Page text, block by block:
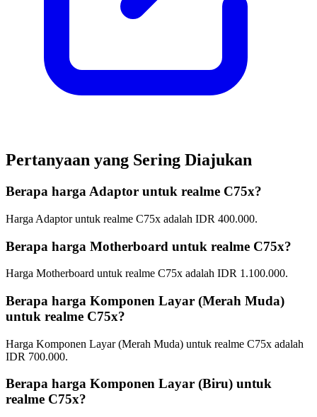
Pertanyaan yang Sering Diajukan
Berapa harga Adaptor untuk realme C75x?
Harga Adaptor untuk realme C75x adalah IDR 400.000.
Berapa harga Motherboard untuk realme C75x?
Harga Motherboard untuk realme C75x adalah IDR 1.100.000.
Berapa harga Komponen Layar (Merah Muda)
untuk realme C75x?
Harga Komponen Layar (Merah Muda) untuk realme C75x adalah
IDR 700.000.
Berapa harga Komponen Layar (Biru) untuk
realme C75x?